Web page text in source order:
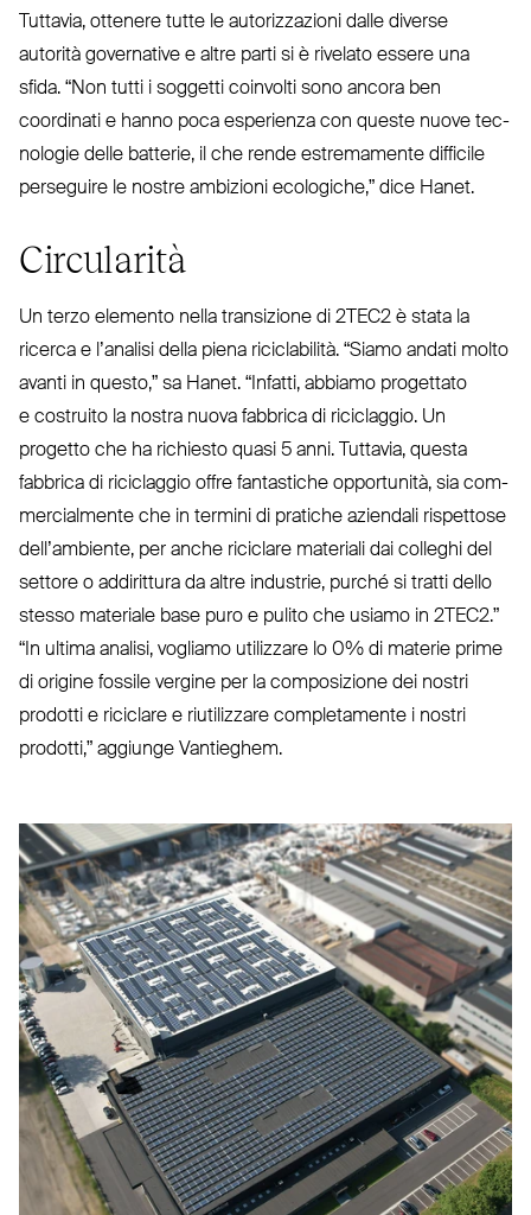
Tuttavia, ottenere tutte le auto­riz­zazioni dalle diverse
autorità governative e altre parti si è rivelato essere una
sfida. “Non tutti i soggetti coinvolti sono ancora ben
coordinati e hanno poca esperienza con queste nuove tec­
nologie delle batterie, il che rende estre­mamente difficile
per­seguire le nostre ambizioni eco­logiche,” dice Hanet.
Circularità
Un terzo elemento nella tran­sizione di 2TEC2 è stata la
ricerca e l’analisi della piena rici­clabilità. “Siamo andati molto
avanti in questo,” sa Hanet. “ Infatti, abbiamo pro­gettato
e costruito la nostra nuova fabbrica di rici­claggio. Un
progetto che ha richiesto quasi 5 anni. Tuttavia, questa
fabbrica di rici­claggio offre fan­tastiche opportunità, sia com­
mer­cialmente che in termini di pratiche aziendali rispettose
del­l’ambiente, per anche riciclare materiali dai colleghi del
settore o addi­rittura da altre industrie, purché si tratti dello
stesso materiale base puro e pulito che usiamo in 2TEC2.”
“ In ultima analisi, vogliamo uti­lizzare lo 0% di materie prime
di origine fossile vergine per la com­po­sizione dei nostri
prodotti e riciclare e riu­ti­lizzare com­ple­tamente i nostri
prodotti,” aggiunge Vantieghem.